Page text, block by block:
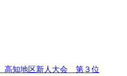
高知地区新人大会 第３位